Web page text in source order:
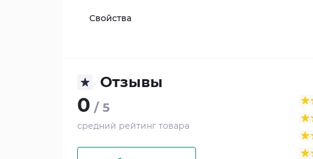
Свойства
Отзывы
0 / 5
средний рейтинг товара